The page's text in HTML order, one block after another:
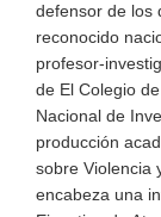
defensor de los
reconocido
profesor-
de El Colegio
Nacional de
producción
sobre Violencia
encabeza una